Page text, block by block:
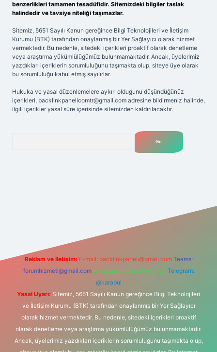
benzerlikleri tamamen tesadüfidir. Sitemizdeki bilgiler taslak
halindedir ve tavsiye niteliği taşımazlar.
Sitemiz, 5651 Sayılı Kanun gereğince Bilgi Teknolojileri ve İletişim
Kurumu (BTK) tarafından onaylanmış bir Yer Sağlayıcı olarak hizmet
vermektedir. Bu nedenle, sitedeki içerikleri proaktif olarak denetleme
veya araştırma yükümlülüğümüz bulunmamaktadır. Ancak, üyelerimiz
yazdıkları içeriklerin sorumluluğunu taşımakta olup, siteye üye olarak
bu sorumluluğu kabul etmiş sayılırlar.
Hukuka ve yasal düzenlemelere aykırı olduğunu düşündüğünüz
içerikleri, backlinkpanelicomtr@gmail.com adresine bildirmeniz halinde,
ilgili içerikler yasal süre içerisinde sitemizden kaldırılacaktır.
Reklam ve İletişim: E-mail: backlinkpaneli@gmail.com Teams:
forumhizmeti@gmail.com Whatsapp: 0262 606 0 726 Telegram:
@karabul
Yasal Uyarı: Sitemiz, 5651 Sayılı Kanun gereğince Bilgi Teknolojileri
ve İletişim Kurumu (BTK) tarafından onaylanmış bir Yer Sağlayıcı
olarak hizmet vermektedir. Bu nedenle, sitedeki içerikleri proaktif
olarak denetleme veya araştırma yükümlülüğümüz bulunmamaktadır.
Ancak, üyelerimiz yazdıkları içeriklerin sorumluluğunu taşımakta olup,